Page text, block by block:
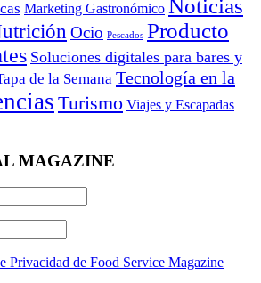
Marketing Gastronómico Noticias
Ocio Pescados Producto
Soluciones digitales para bares y
de la Semana Tecnología en la
Turismo Viajes y Escapadas
MAGAZINE
Privacidad de Food Service Magazine